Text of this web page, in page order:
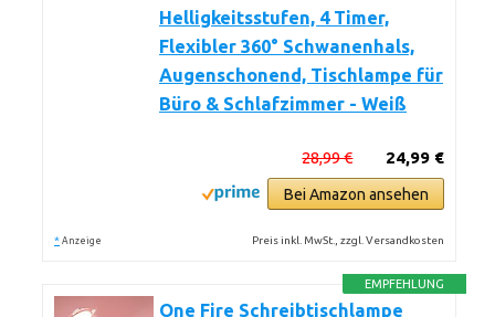
Helligkeitsstufen, 4 Timer,
Flexibler 360° Schwanenhals,
Augenschonend, Tischlampe für
Büro & Schlafzimmer - Weiß
24,99 €
28,99 €
Bei Amazon ansehen
* Anzeige Preis inkl. MwSt., zzgl. Versandkosten
EMPFEHLUNG
One Fire Schreibtischlampe